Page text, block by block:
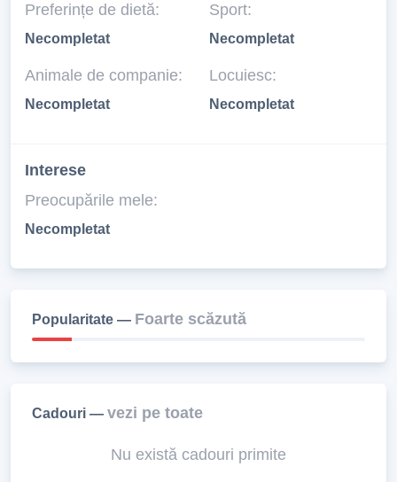
Preferințe de dietă:
Necompletat
Sport:
Necompletat
Animale de companie:
Necompletat
Locuiesc:
Necompletat
Interese
Preocupările mele:
Necompletat
Popularitate — Foarte scăzută
Cadouri — vezi pe toate
Nu există cadouri primite